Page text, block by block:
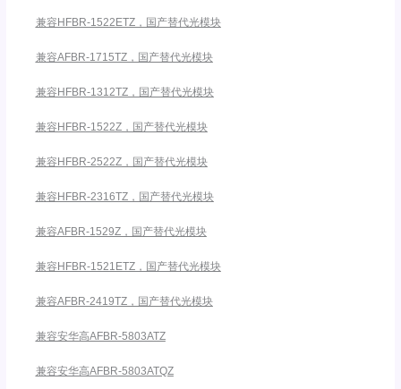
兼容HFBR-1522ETZ，国产替代光模块
兼容AFBR-1715TZ，国产替代光模块
兼容HFBR-1312TZ，国产替代光模块
兼容HFBR-1522Z，国产替代光模块
兼容HFBR-2522Z，国产替代光模块
兼容HFBR-2316TZ，国产替代光模块
兼容AFBR-1529Z，国产替代光模块
兼容HFBR-1521ETZ，国产替代光模块
兼容AFBR-2419TZ，国产替代光模块
兼容安华高AFBR-5803ATZ
兼容安华高AFBR-5803ATQZ